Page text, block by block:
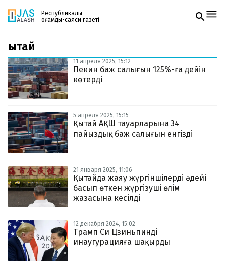
Республикалық
қоғамдық-саяси газеті
Жаңалықтар
Спорт
Live
Руханият
Аймақ
Архив
Заң және тәртіп
Редакциямен байланыс
+7 708 604 51 06
Жарнама бөлімі
Пошта
zhasalash100@gmail.com
Газетке жазылу
PDF форматтағы газетті ай сайын электронды
поштаңызға алып отырыңыз. Жаңа нөмір
шыққан сәтте сізге бірден жіберіледі. Тек email
Қытай
11 апреля 2025, 15:12
Пекин баж салығын 125%-ға дейін
көтерді
5 апреля 2025, 15:15
Қытай АҚШ тауарларына 34
пайыздық баж салығын енгізді
21 января 2025, 11:06
Қытайда жаяу жүргіншілерді әдейі
басып өткен жүргізуші өлім
жазасына кесілді
12 декабря 2024, 15:02
Трамп Си Цзиньпинді
инаугурацияға шақырды